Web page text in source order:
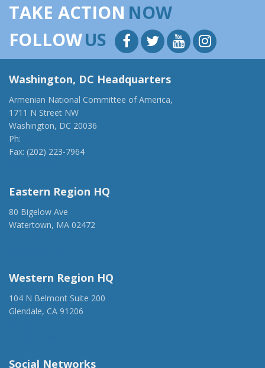
TAKE ACTION NOW
FOLLOWUS
Washington, DC Headquarters
Armenian National Committee of America,
1711 N Street NW
Washington, DC 20036
Ph:
Fax: (202) 223-7964
Eastern Region HQ
80 Bigelow Ave
Watertown, MA 02472
Western Region HQ
104 N Belmont Suite 200
Glendale, CA 91206
Social Networks